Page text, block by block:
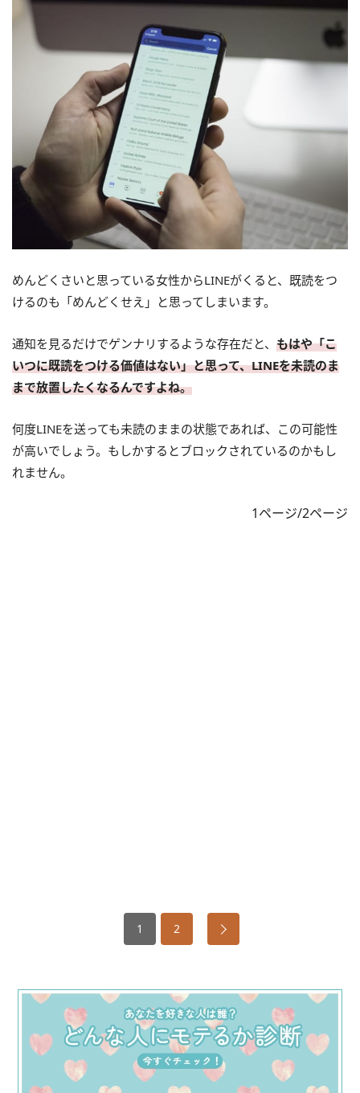
めんどくさいと思っている女性からLINEがくると、既読をつ
けるのも「めんどくせえ」と思ってしまいます。
通知を見るだけでゲンナリするような存在だと、 もはや「こ
いつに既読をつける価値はない」と思って、LINEを未読のま
まで放置したくなるんですよね。
何度LINEを送っても未読のままの状態であれば、この可能性
が高いでしょう。もしかするとブロックされているのかもし
れません。
1ページ/2ページ
1 2